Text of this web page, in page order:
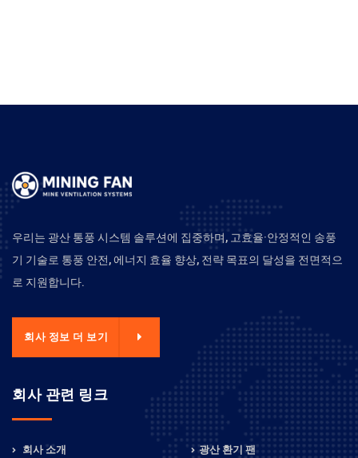
우리는 광산 통풍 시스템 솔루션에 집중하며, 고효율·안정적인 송풍
기 기술로 통풍 안전, 에너지 효율 향상, 전략 목표의 달성을 전면적으
로 지원합니다.
회사 정보 더 보기
회사 관련 링크
회사 소개 광산 환기 팬